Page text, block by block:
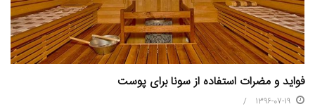
فواید و مضرات استفاده از سونا برای پوست
1396-07-19